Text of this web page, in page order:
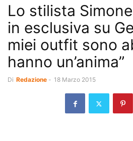
Lo stilista
in esclusiva su
miei outfit sono
hanno un’anima”
Di Redazione - 18 Marzo 2015